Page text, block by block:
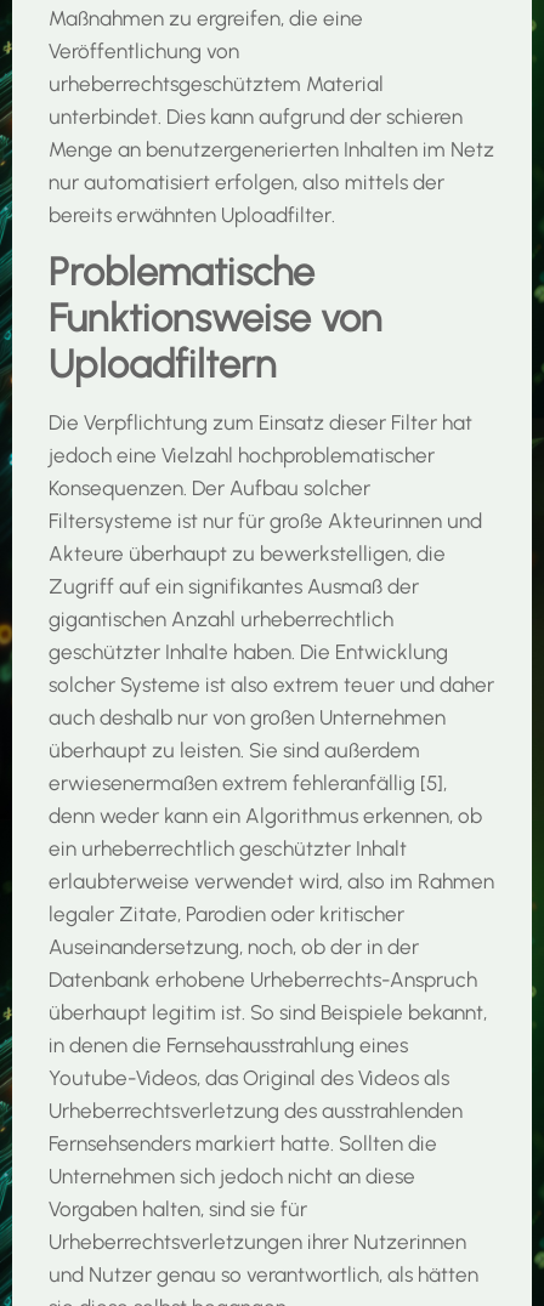
Maßnahmen zu ergreifen, die eine
Veröffentlichung von
urheberrechtsgeschütztem Material
unterbindet. Dies kann aufgrund der schieren
Menge an benutzergenerierten Inhalten im Netz
nur automatisiert erfolgen, also mittels der
bereits erwähnten Uploadfilter.
Problematische
Funktionsweise von
Uploadfiltern
Die Verpflichtung zum Einsatz dieser Filter hat
jedoch eine Vielzahl hochproblematischer
Konsequenzen. Der Aufbau solcher
Filtersysteme ist nur für große Akteurinnen und
Akteure überhaupt zu bewerkstelligen, die
Zugriff auf ein signifikantes Ausmaß der
gigantischen Anzahl urheberrechtlich
geschützter Inhalte haben. Die Entwicklung
solcher Systeme ist also extrem teuer und daher
auch deshalb nur von großen Unternehmen
überhaupt zu leisten. Sie sind außerdem
erwiesenermaßen extrem fehleranfällig [5],
denn weder kann ein Algorithmus erkennen, ob
ein urheberrechtlich geschützter Inhalt
erlaubterweise verwendet wird, also im Rahmen
legaler Zitate, Parodien oder kritischer
Auseinandersetzung, noch, ob der in der
Datenbank erhobene Urheberrechts-Anspruch
überhaupt legitim ist. So sind Beispiele bekannt,
in denen die Fernsehausstrahlung eines
Youtube-Videos, das Original des Videos als
Urheberrechtsverletzung des ausstrahlenden
Fernsehsenders markiert hatte. Sollten die
Unternehmen sich jedoch nicht an diese
Vorgaben halten, sind sie für
Urheberrechtsverletzungen ihrer Nutzerinnen
und Nutzer genau so verantwortlich, als hätten